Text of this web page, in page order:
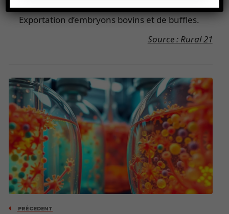
Pommes
Exportation d’embryons bovins et de buffles.
Source : Rural 21
PRÉCEDENT